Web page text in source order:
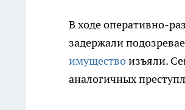
В ходе оперативно-
задержали
имуществоизъяли.
аналогичных